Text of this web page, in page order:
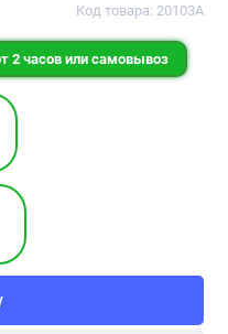
Код товара: 20103А
2 часов или самовывоз